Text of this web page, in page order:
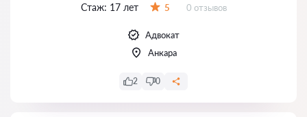
Стаж: 17 лет 5 Отзывов:
0 отзывов
Адвокат
Анкара
2 0